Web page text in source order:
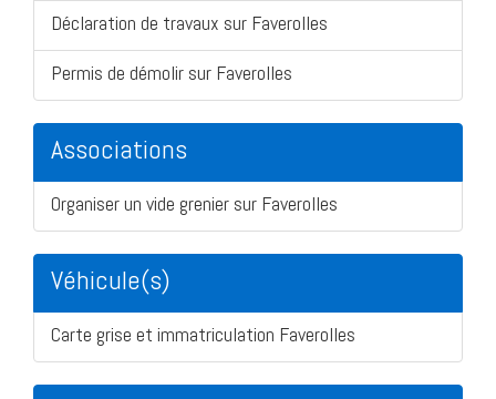
Déclaration de travaux sur Faverolles
Permis de démolir sur Faverolles
Associations
Organiser un vide grenier sur Faverolles
Véhicule(s)
Carte grise et immatriculation Faverolles